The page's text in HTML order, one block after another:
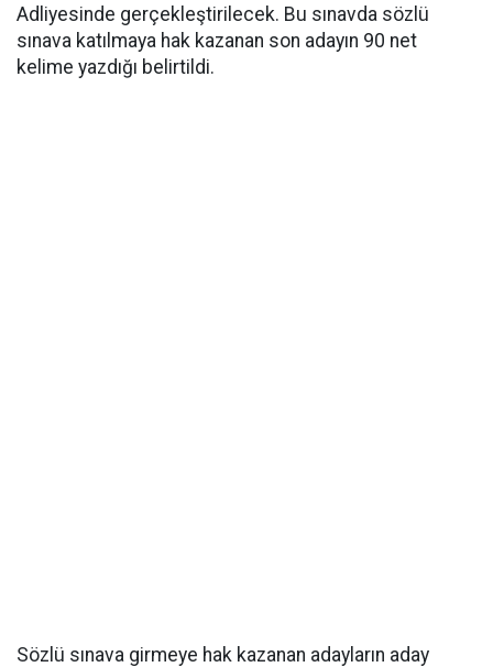
Adliyesinde gerçekleştirilecek. Bu sınavda sözlü
sınava katılmaya hak kazanan son adayın 90 net
kelime yazdığı belirtildi.
Sözlü sınava girmeye hak kazanan adayların aday